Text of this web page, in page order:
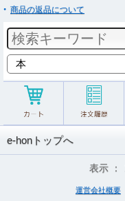
商品の返品について
e-honトップへ
表示 ：
運営会社概要